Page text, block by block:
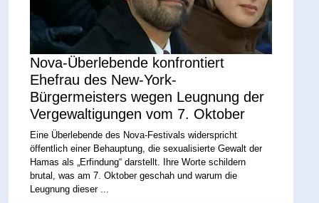
Nova-Überlebende konfrontiert
Ehefrau des New-York-
Bürgermeisters wegen Leugnung der
Vergewaltigungen vom 7. Oktober
Eine Überlebende des Nova-Festivals widerspricht
öffentlich einer Behauptung, die sexualisierte Gewalt der
Hamas als „Erfindung“ darstellt. Ihre Worte schildern
brutal, was am 7. Oktober geschah und warum die
Leugnung dieser ...